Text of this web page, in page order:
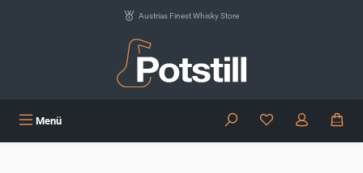
Austrias Finest Whisky Store
Menü Du hast 0